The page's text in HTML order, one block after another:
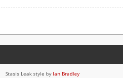
Stasis Leak style by Ian Bradley